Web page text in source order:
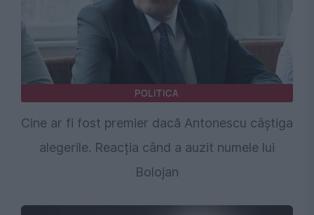
POLITICA
Cine ar fi fost premier dacă Antonescu câștiga
alegerile. Reacția când a auzit numele lui
Bolojan